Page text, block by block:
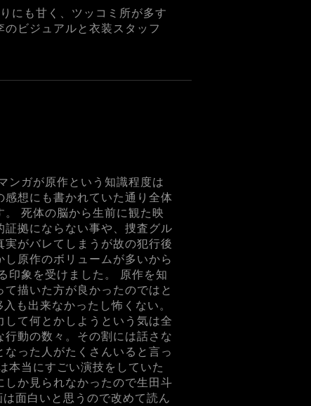
にも甘く、ツッコミ所が多す
ビジュアルと衣装スタッフ
ンガが原作という知識程度は
想にも書かれていた通り全体
死体の脳から生前に観た映
拠にならない事や、捜査グル
がバレてしまうが故の犯行後
原作のボリュームが多いから
印象を受けました。 原作を知
描いた方が良かったのではと
も出来なかったし怖くない。
て何とかしようという気は全
動の数々。その割には話さな
った人がたくさんいると言っ
本当にすごい演技をしていた
か見られなかったので生田斗
面白いと思うので改めて読ん